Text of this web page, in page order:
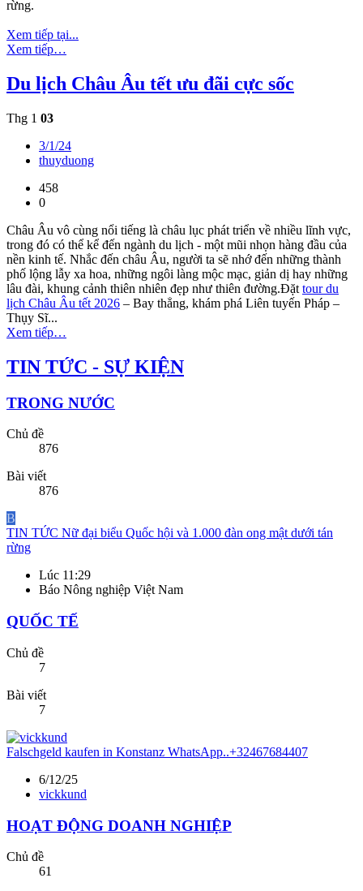
rừng.
Xem tiếp tại...
Xem tiếp…
Du lịch Châu Âu tết ưu đãi cực sốc
Thg 1 03
3/1/24
thuyduong
458
0
Châu Âu vô cùng nổi tiếng là châu lục phát triển về nhiều lĩnh vực,
trong đó có thể kể đến ngành du lịch - một mũi nhọn hàng đầu của
nền kinh tế. Nhắc đến châu Âu, người ta sẽ nhớ đến những thành
phố lộng lẫy xa hoa, những ngôi làng mộc mạc, giản dị hay những
lâu đài, khung cảnh thiên nhiên đẹp như thiên đường.Đặt tour du
lịch Châu Âu tết 2026 – Bay thẳng, khám phá Liên tuyến Pháp –
Thụy Sĩ...
Xem tiếp…
TIN TỨC - SỰ KIỆN
TRONG NƯỚC
Chủ đề
876
Bài viết
876
B
TIN TỨC Nữ đại biểu Quốc hội và 1.000 đàn ong mật dưới tán
rừng
Lúc 11:29
Báo Nông nghiệp Việt Nam
QUỐC TẾ
Chủ đề
7
Bài viết
7
Falschgeld kaufen in Konstanz WhatsApp..+32467684407
6/12/25
vickkund
HOẠT ĐỘNG DOANH NGHIỆP
Chủ đề
61